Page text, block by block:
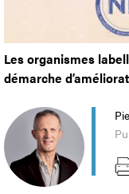
Les organismes
démarche